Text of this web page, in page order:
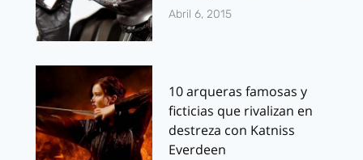
Abril 6, 2015
10 arqueras famosas y
ficticias que rivalizan en
destreza con Katniss
Everdeen